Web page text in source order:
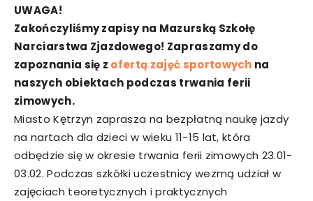
UWAGA!
Zakończyliśmy zapisy na Mazurską Szkołę
Narciarstwa Zjazdowego! Zapraszamy do
zapoznania się z ofertą zajęć sportowych na
naszych obiektach podczas trwania ferii
zimowych.
Miasto Kętrzyn zaprasza na bezpłatną naukę jazdy
na nartach dla dzieci w wieku 11-15 lat, która
odbędzie się w okresie trwania ferii zimowych 23.01-
03.02. Podczas szkółki uczestnicy wezmą udział w
zajęciach teoretycznych i praktycznych